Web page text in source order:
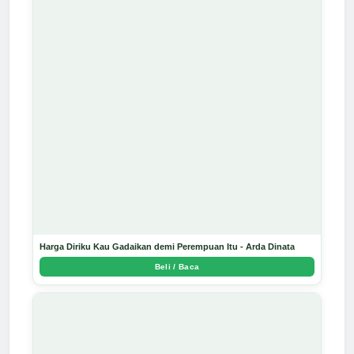
Harga Diriku Kau Gadaikan demi Perempuan Itu - Arda Dinata
Beli / Baca